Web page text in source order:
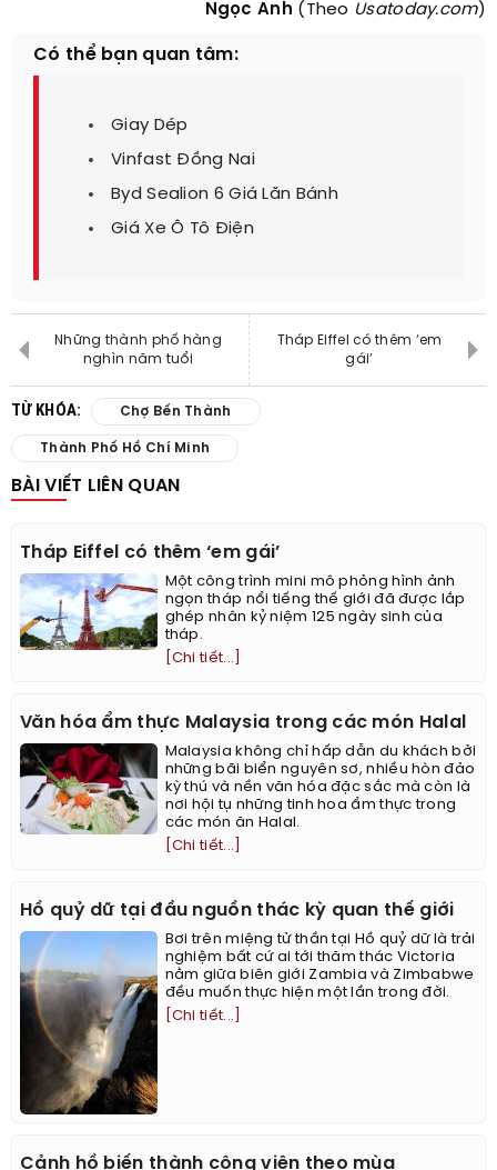
Ngọc Anh (Theo Usatoday.com)
Có thể bạn quan tâm:
Giay Dép
Vinfast Đồng Nai
Byd Sealion 6 Giá Lăn Bánh
Giá Xe Ô Tô Điện
Những thành phố hàng
nghìn năm tuổi
Tháp Eiffel có thêm ‘em
gái’
TỪ KHÓA: Chợ Bến Thành
Thành Phố Hồ Chí Minh
BÀI VIẾT LIÊN QUAN
Tháp Eiffel có thêm ‘em gái’
Một công trình mini mô phỏng hình ảnh
ngọn tháp nổi tiếng thế giới đã được lắp
ghép nhân kỷ niệm 125 ngày sinh của
tháp.
[Chi tiết...]
Văn hóa ẩm thực Malaysia trong các món Halal
Malaysia không chỉ hấp dẫn du khách bởi
những bãi biển nguyên sơ, nhiều hòn đảo
kỳ thú và nền văn hóa đặc sắc mà còn là
nơi hội tụ những tinh hoa ẩm thực trong
các món ăn Halal.
[Chi tiết...]
Hồ quỷ dữ tại đầu nguồn thác kỳ quan thế giới
Bơi trên miệng tử thần tại Hồ quỷ dữ là trải
nghiệm bất cứ ai tới thăm thác Victoria
nằm giữa biên giới Zambia và Zimbabwe
đều muốn thực hiện một lần trong đời.
[Chi tiết...]
Cảnh hồ biến thành công viên theo mùa